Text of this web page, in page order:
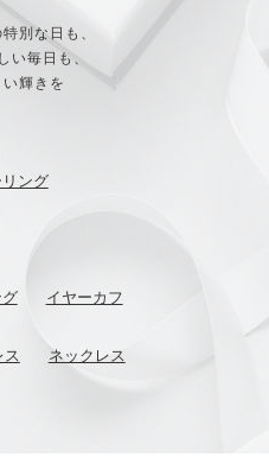
別な日も、
い毎日も、
輝きを
ング
イヤーカフ
ス ネックレス